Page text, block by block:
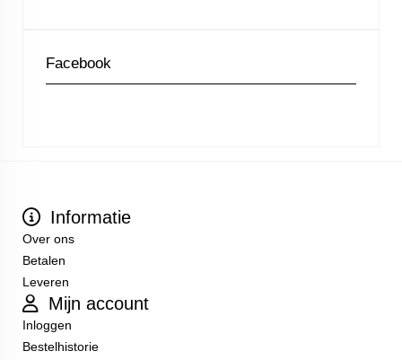
Facebook
Informatie
Over ons
Betalen
Leveren
Mijn account
Inloggen
Bestelhistorie